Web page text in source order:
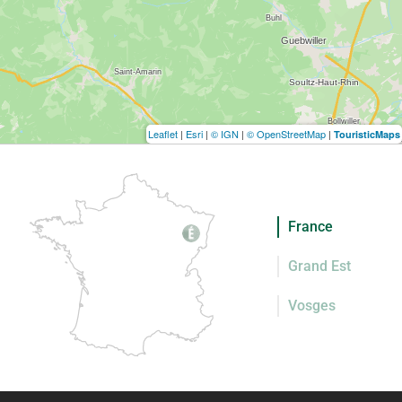
Leaflet | Esri | © IGN | © OpenStreetMap | TouristicMaps
France
Grand Est
Vosges